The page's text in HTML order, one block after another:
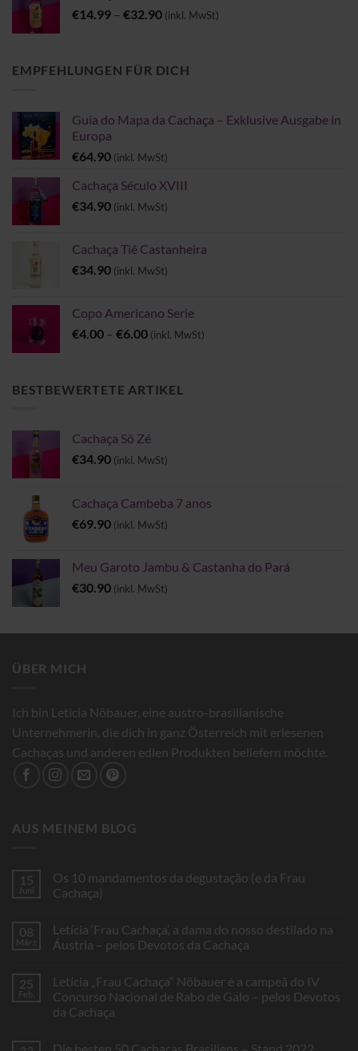
€14.99 – €32.90Preisspanne:
€32.90
(inkl. MwSt)
EMPFEHLUNGEN FÜR DICH
Guia do Mapa da Cachaça – Exklusive Ausgabe in
Europa
€64.90 (inkl. MwSt)
Cachaça Século XVIII
€34.90 (inkl. MwSt)
Cachaça Tiê Castanheira
€34.90 (inkl. MwSt)
Copo Americano Serie
€4.00 – €6.00Preisspanne:
€6.00
(inkl. MwSt)
BESTBEWERTETE ARTIKEL
Cachaça Sô Zé
€34.90 (inkl. MwSt)
Cachaça Cambeba 7 anos
€69.90 (inkl. MwSt)
Meu Garoto Jambu & Castanha do Pará
€30.90 (inkl. MwSt)
ÜBER MICH
Ich bin Leticia Nöbauer, eine austro-brasilianische
Unternehmerin, die dich in ganz Österreich mit erlesenen
Cachaças und anderen edlen Produkten beliefern möchte.
AUS MEINEM BLOG
15
Juni
Os 10 mandamentos da degustação (e da Frau
Cachaça)
zu
Os
10
degustação
(e
da
Frau
08
März
Letícia ‘Frau Cachaça’, a dama do nosso destilado na
Áustria – pelos Devotos da Cachaça
zu
Letícia
‘Frau
Cachaça’,
do
25
Feb.
Letícia „Frau Cachaça“ Nöbauer é a campeã do IV
Concurso Nacional de Rabo de Galo – pelos Devotos
da Cachaça
zu
Die besten 50 Cachaças Brasiliens – Stand 2022